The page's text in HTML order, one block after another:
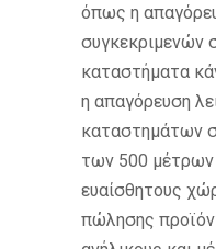
όπως η
συγκεκριμενών
καταστήματα
η απαγόρευση
καταστημάτων
των 500 μέτρων
ευαίσθητους
πώλησης